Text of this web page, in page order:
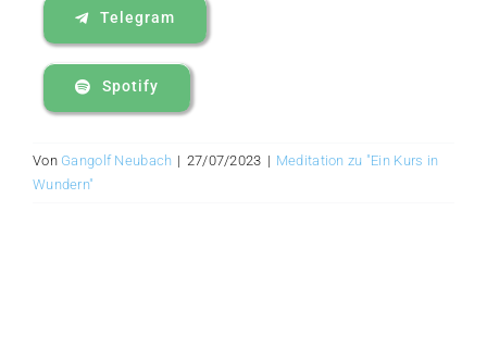
Telegram
Spotify
Von Gangolf Neubach | 27/07/2023 | Meditation zu "Ein Kurs in
Wundern"